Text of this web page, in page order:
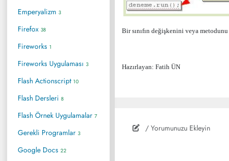
Emperyalizm 3
Firefox 38
Fireworks 1
Fireworks Uygulaması 3
Flash Actionscript 10
Flash Dersleri 8
Flash Örnek Uygulamalar 7
Gerekli Programlar 3
Google Docs 22
Bir sınıfın değişkenini veya
Hazırlayan: Fatih ÜN
/ Yorumunuzu Ekleyin